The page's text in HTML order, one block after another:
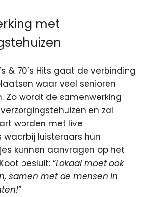
met
& 70’s Hits gaat de verbinding
waar veel senioren
Zo wordt de samenwerking
en zal
worden met live
waarbij luisteraars hun
kunnen aanvragen op het
besluit: “Lokaal moet ook
samen met de mensen in
”